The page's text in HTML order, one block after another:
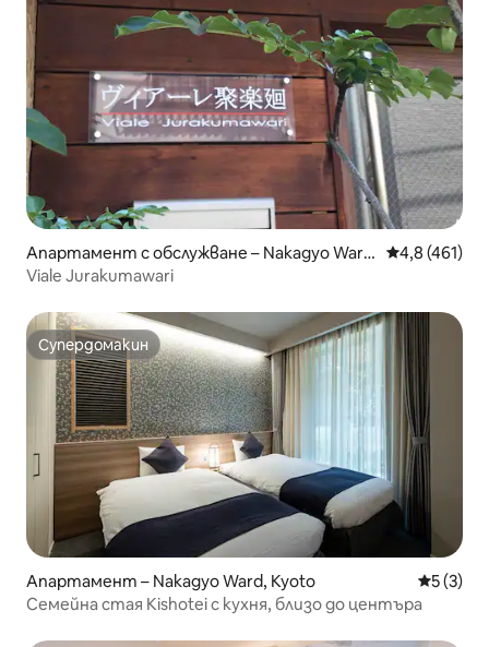
Апартамент с обслужване – Nakagyo Ward,
Kyoto
Средна
4,8 (461)
Viale Jurakumawari
Супердомакин
Супердомакин
Апартамент – Nakagyo Ward, Kyoto Средна
5 (3)
Семейна стая Kishotei с кухня, близо до центъра